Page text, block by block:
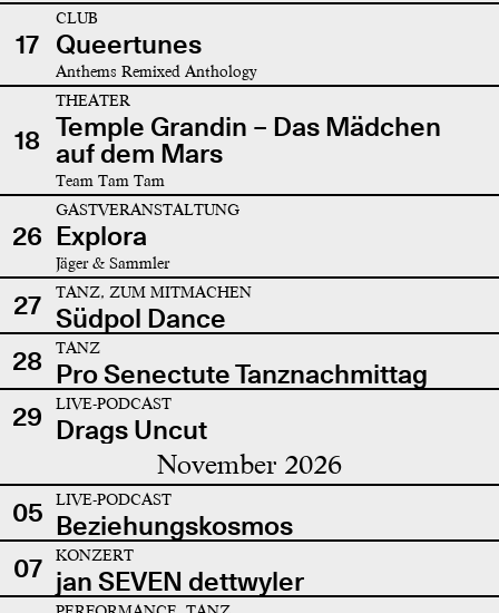
17
CLUB
Queertunes
Anthems Remixed Anthology
18
THEATER
Temple Grandin – Das Mädchen
auf dem Mars
Team Tam Tam
26
GASTVERANSTALTUNG
Explora
Jäger & Sammler
27 TANZ, ZUM MITMACHEN
Südpol Dance
28
TANZ
Pro Senectute Tanznachmittag
29
LIVE-PODCAST
Drags Uncut
November 2026
05 LIVE-PODCAST
Beziehungskosmos
07
KONZERT
jan SEVEN dettwyler